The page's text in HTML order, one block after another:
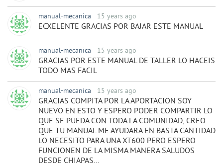
manual-mecanica 15 years ago
ECXELENTE GRACIAS POR BAJAR ESTE MANUAL
manual-mecanica 15 years ago
GRACIAS POR ESTE MANUAL DE TALLER LO HACEIS
TODO MAS FACIL
manual-mecanica 15 years ago
GRACIAS COMPITA POR LA APORTACION SOY
NUEVO EN ESTO Y ESPERO PODER COMPARTIR LO
QUE SE PUEDA CON TODA LA COMUNIDAD, CREO
QUE TU MANUAL ME AYUDARA EN BASTA CANTIDAD
LO NECESITO PARA UNA XT600 PERO ESPERO
FUNCIONEN DE LA MISMA MANERA SALUDOS
DESDE CHIAPAS...